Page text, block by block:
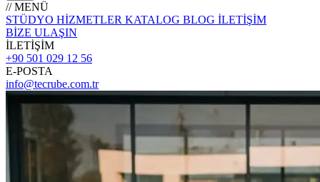
// MENÜ
STÜDYO HİZMETLER KATALOG BLOG İLETİŞİM
BİZE ULAŞIN
İLETİŞİM
+90 501 029 12 56
E-POSTA
info@tecrube.com.tr